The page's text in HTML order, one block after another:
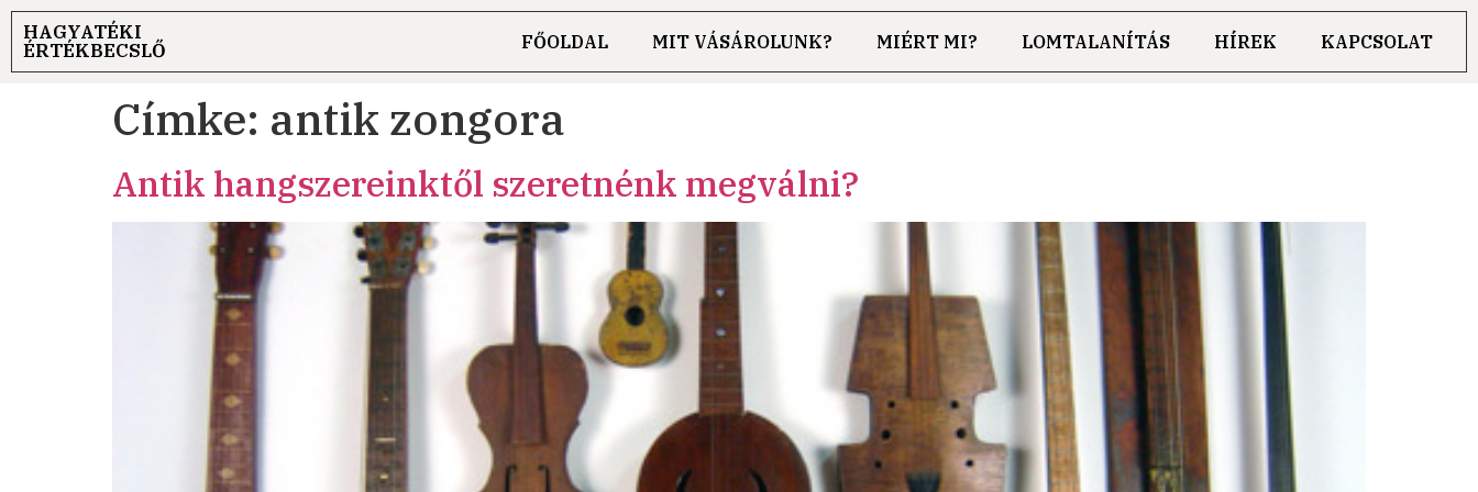
HAGYATÉKI
ÉRTÉKBECSLŐ FŐOLDAL MIT VÁSÁROLUNK? MIÉRT MI? LOMTALANÍTÁS HÍREK KAPCSOLAT
Címke: antik zongora
Antik hangszereinktől szeretnénk megválni?